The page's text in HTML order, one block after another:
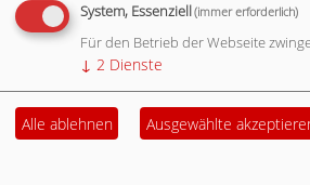
System, Essenziell(immer erforderlich)
Für den Betrieb der Webseite
↓ 2 Dienste
Alle ablehnen Ausgewählte